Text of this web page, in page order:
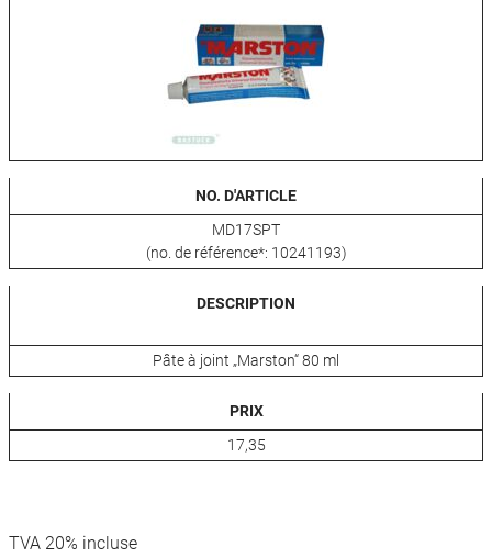
NO. D'ARTICLE
MD17SPT
(no. de référence*: 10241193)
DESCRIPTION
Pâte à joint „Marston“ 80 ml
PRIX
17,35
TVA 20% incluse